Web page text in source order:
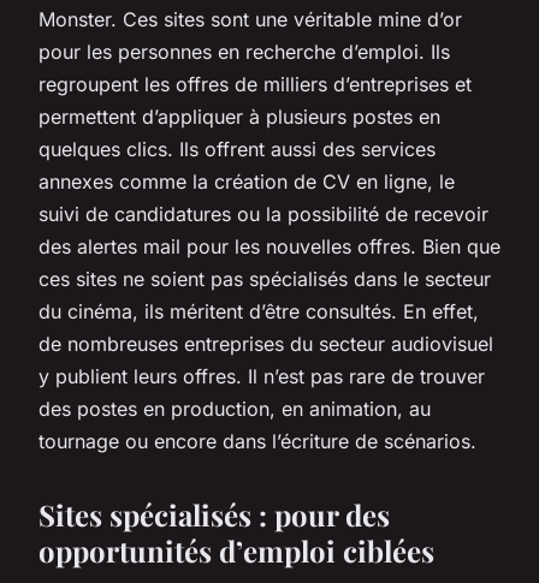
Monster. Ces sites sont une véritable mine d’or
pour les personnes en recherche d’emploi. Ils
regroupent les offres de milliers d’entreprises et
permettent d’appliquer à plusieurs postes en
quelques clics. Ils offrent aussi des services
annexes comme la création de CV en ligne, le
suivi de candidatures ou la possibilité de recevoir
des alertes mail pour les nouvelles offres. Bien que
ces sites ne soient pas spécialisés dans le secteur
du cinéma, ils méritent d’être consultés. En effet,
de nombreuses entreprises du secteur audiovisuel
y publient leurs offres. Il n’est pas rare de trouver
des postes en production, en animation, au
tournage ou encore dans l’écriture de scénarios.
Sites spécialisés : pour des
opportunités d’emploi ciblées